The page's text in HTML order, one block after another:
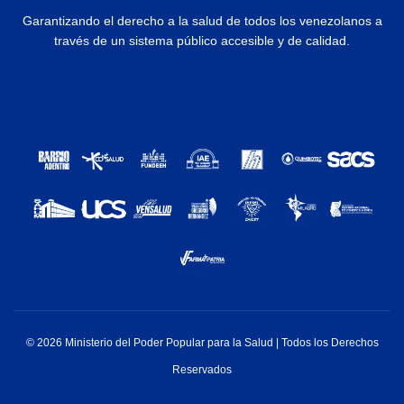
Garantizando el derecho a la salud de todos los venezolanos a
través de un sistema público accesible y de calidad.
© 2026 Ministerio del Poder Popular para la Salud | Todos los Derechos
Reservados